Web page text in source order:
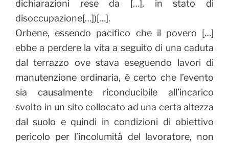
dichiarazioni rese da […], in stato di
disoccupazione[…])[…].
Orbene, essendo pacifico che il povero […]
ebbe a perdere la vita a seguito di una caduta
dal terrazzo ove stava eseguendo lavori di
manutenzione ordinaria, è certo che l’evento
sia causalmente riconducibile all’incarico
svolto in un sito collocato ad una certa altezza
dal suolo e quindi in condizioni di obiettivo
pericolo per l’incolumità del lavoratore, non